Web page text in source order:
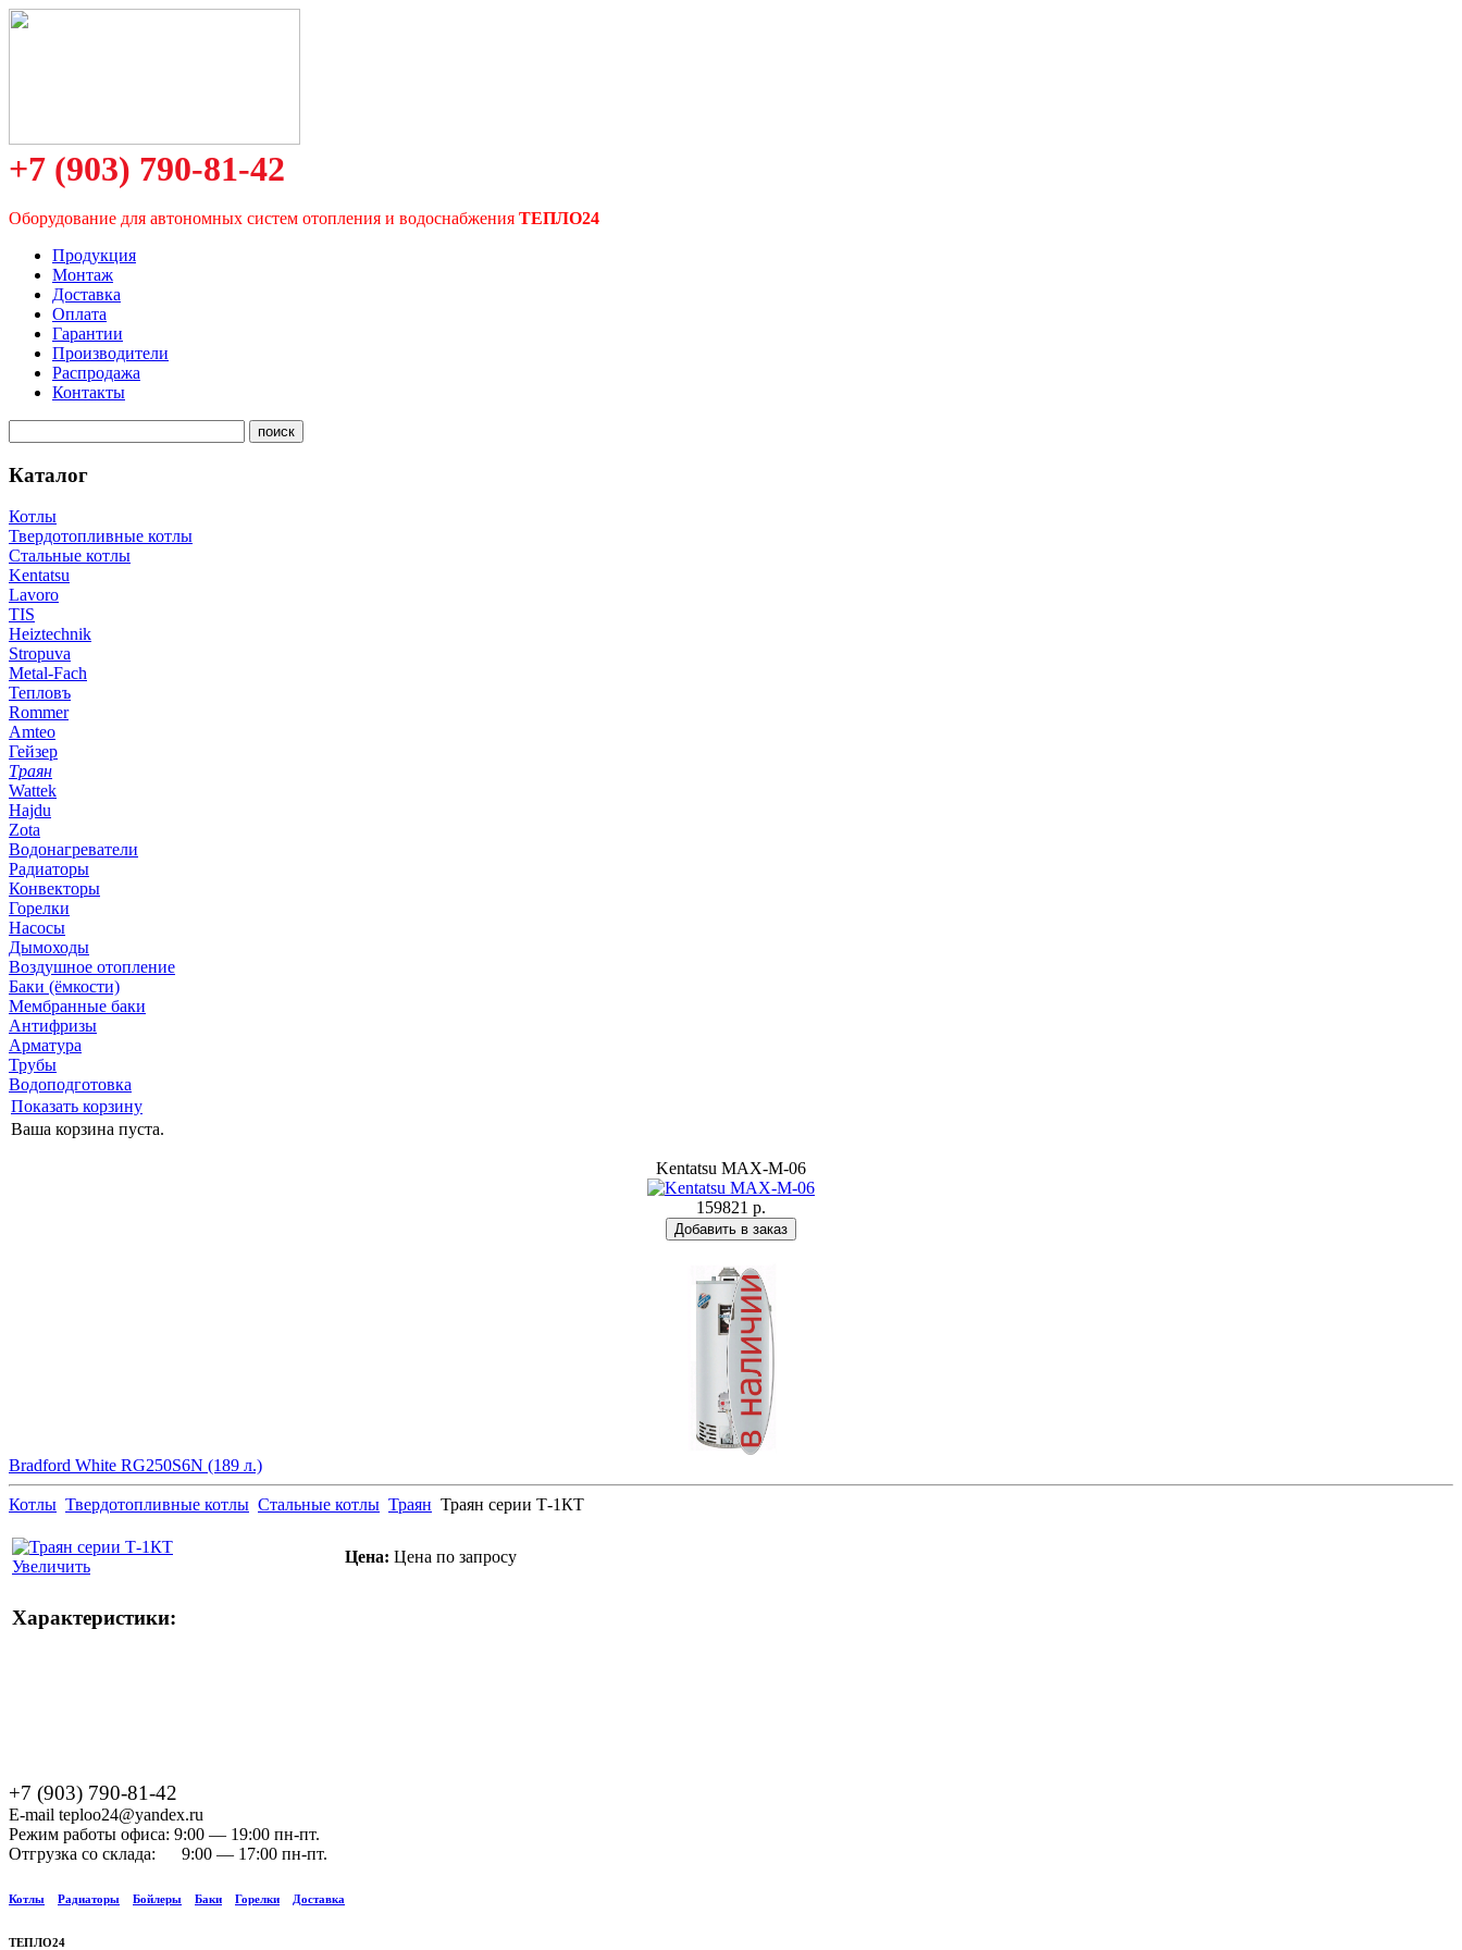
+7 (903) 790-81-42
Оборудование для автономных систем отопления и водоснабжения ТЕПЛО24
Продукция
Монтаж
Доставка
Оплата
Гарантии
Производители
Распродажа
Контакты
Каталог
Котлы
Твердотопливные котлы
Стальные котлы
Kentatsu
Lavoro
TIS
Heiztechnik
Stropuva
Metal-Fach
Тепловъ
Rommer
Amteo
Гейзер
Траян
Wattek
Hajdu
Zota
Водонагреватели
Радиаторы
Конвекторы
Горелки
Насосы
Дымоходы
Воздушное отопление
Баки (ёмкости)
Мембранные баки
Антифризы
Арматура
Трубы
Водоподготовка
Показать корзину
Ваша корзина пуста.
Kentatsu MAX-M-06
159821 р.
Bradford White RG250S6N (189 л.)
Котлы Твердотопливные котлы Стальные котлы Траян Траян серии Т-1КТ
Увеличить
Цена: Цена по запросу
Характеристики:
+7 (903) 790-81-42
E-mail teploo24@yandex.ru
Режим работы офиса: 9:00 — 19:00 пн-пт.
Отгрузка со склада: 9:00 — 17:00 пн-пт.
Котлы Радиаторы Бойлеры Баки Горелки Доставка
ТЕПЛО24